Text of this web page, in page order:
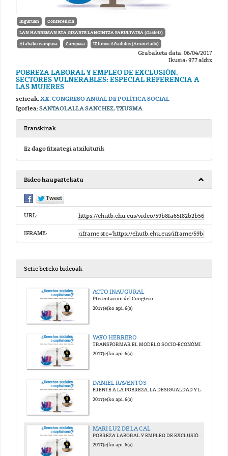
Inguruan Conferencia
LAN HARREMAN ETA GIZARTE LANGINTZA FAKULTATEA (Gasteiz)
Arabako campusa Campusa Últimos Añadidos (Anunciado)
Grabaketa data: 06/04/2017
Ikusia: 977 aldiz
POBREZA LABORAL Y EMPLEO DE EXCLUSIÓN.
SECTORES VULNERABLES: ESPECIAL REFERENCIA A
LAS MUJERES
serieak:XX. CONGRESO ANUAL DE POLÍTICA SOCIAL
Igorlea:SANTAOLALLA SANCHEZ, TXUSMA
Eranskinak
Ez dago fitxategi atxikiturik
Bideo hau partekatu
URL:
IFRAME:
Serie bereko bideoak
ACTO INAUGURAL
Presentación del Congreso
2017(e)ko api. 6(a)
YAYO HERRERO
TRANSFORMAR EL MODELO SOCIO-ECONÓMICO CAPITALISTA DESDE EL ECO-FEMINISMO
2017(e)ko api. 6(a)
DANIEL RAVENTÓS
FRENTE A LA POBREZA, LA DESIGUALDAD Y LA EXCLUSIÓN: LA RENTA BÁSICA COMO EXISTENCIA MATERIAL DE TODA LA POBLACION
2017(e)ko api. 6(a)
MARI LUZ DE LA CAL
POBREZA LABORAL Y EMPLEO DE EXCLUSIÓN. SECTORES VULNERABLES: ESPECIAL REFERENCIA A LAS MUJERES
2017(e)ko api. 6(a)